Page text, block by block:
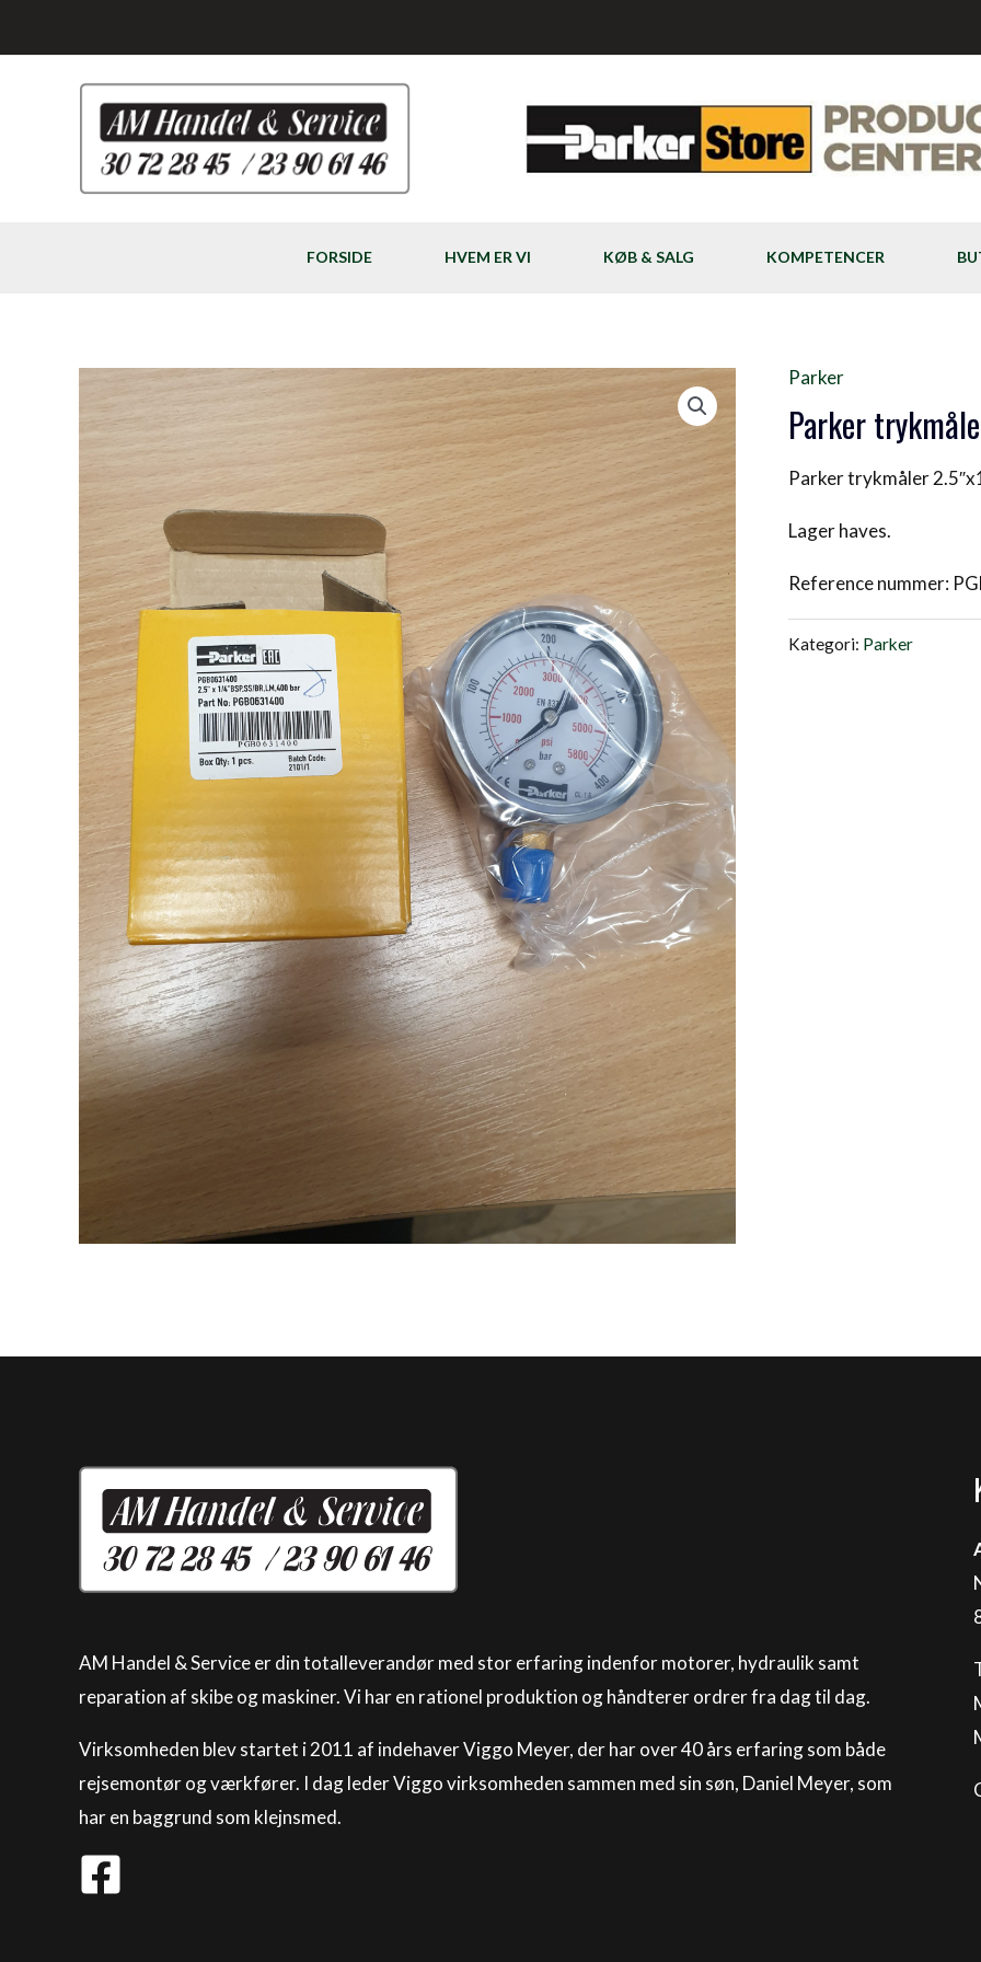
til
FORSIDE HVEM ER VI KØB & SALG KOMPETENCER
Parker
Parker
Parker trykmåler
Lager haves.
Reference nummer:
Kategori: Parker
AM Handel & Service er din totalleverandør med stor erfaring indenfor motorer, hydraulik samt
reparation af skibe og maskiner. Vi har en rationel produktion og håndterer ordrer fra dag til dag.
Virksomheden blev startet i 2011 af indehaver Viggo Meyer, der har over 40 års erfaring som både
rejsemontør og værkfører. I dag leder Viggo virksomheden sammen med sin søn, Daniel Meyer, som
har en baggrund som klejnsmed.